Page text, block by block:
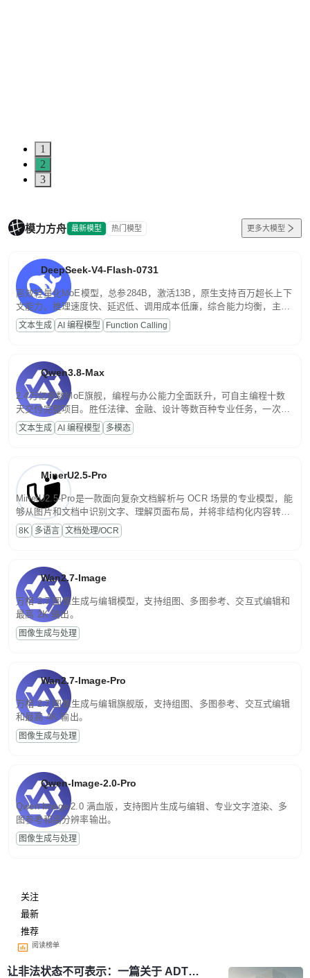
1
2
3
模力方舟 最新模型 热门模型 更多大模型
DeepSeek-V4-Flash-0731
高效轻量化MoE模型，总参284B，激活13B，原生支持百万超长上下
文能力。推理速度快、延迟低、调用成本低廉，综合能力均衡，主打
高并发、轻量化任务，适合日常对话、内容创作、基础 RAG、批量
文案处理等普惠刚需场景。
文本生成 AI 编程模型 Function Calling
Qwen3.8-Max
2.4万亿参数MoE旗舰，编程与办公能力全面跃升，可自主编程十数
天交付完整项目。胜任法律、金融、设计等数百种专业任务，一次对
话端到端交付生产级成果。原生视觉理解贯穿规划、执行与验证全流
程，支持超长文档与长视频的深度语义解析。长程任务中自主规划与
文本生成 AI 编程模型 多模态
MinerU2.5-Pro
MinerU2.5-Pro是一款面向复杂文档解析与 OCR 场景的专业模型，能
够从图片和文档中识别文字、理解页面布局，并将非结构化内容转换
为便于存储、检索和二次处理的结构化结果。
8K 多语言 文档处理/OCR
Wan2.7-Image
万相 2.7 图像生成与编辑模型，支持组图、多图参考、交互式编辑和
最高 2K 输出。
图像生成与处理
Wan2.7-Image-Pro
万相 2.7 图像生成与编辑旗舰版，支持组图、多图参考、交互式编辑
和最高 4K 输出。
图像生成与处理
Qwen-Image-2.0-Pro
Qwen-Image-2.0 满血版，支持图片生成与编辑、专业文字渲染、多
图参考和高分辨率输出。
图像生成与处理
关注
最新
推荐
阅读榜单
让非法状态不可表示：一篇关于 ADT